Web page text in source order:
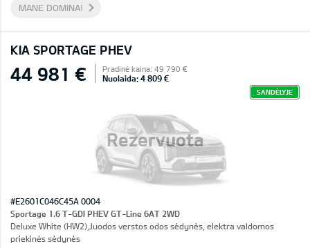
MANE DOMINA!
KIA SPORTAGE PHEV
Rezervuota
44 981 € Pradinė kaina: 49 790 €
Nuolaida: 4 809 €
SANDĖLYJE
#E2601C046C45A 0004
Sportage 1.6 T-GDI PHEV GT-Line 6AT 2WD
Deluxe White (HW2),Juodos verstos odos sėdynės, elektra valdomos
priekinės sėdynės